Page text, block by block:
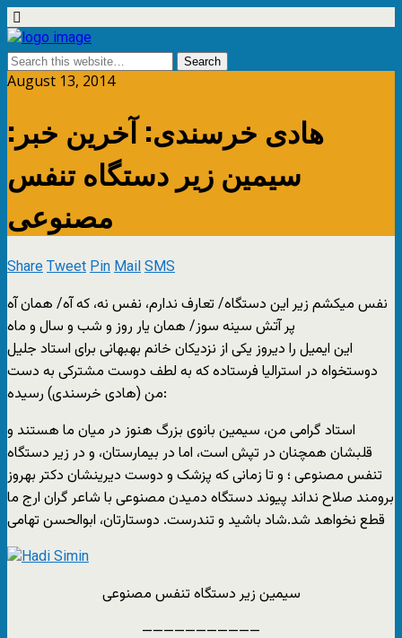
August 13, 2014
هادی خرسندی: آخرین خبر:
سیمین زیر دستگاه تنفس
مصنوعی
ShareTweetPinMailSMS
نفس میکشم زیر این دستگاه/ تعارف ندارم، نفس نه، که آه/ همان آه
پر آتش سینه سوز/ همان یار روز و شب و سال و ماه
این ایمیل را دیروز یکی از نزدیکان خانم بهبهانی برای استاد جلیل
دوستخواه در استرالیا فرستاده که به لطف دوست مشترکی به دست
من (هادی خرسندی) رسیده:‬
‫استاد گرامی من، سیمین بانوی بزرگ هنوز در میان ما هستند و
قلبشان همچنان در تپش است، اما در بیمارستان، و در زیر دستگاه
تنفس مصنوعی ؛ و تا زمانی که پزشک و دوست دیرینشان دکتر بهروز
برومند صلاح نداند پیوند دستگاه دمیدن مصنوعی با شاعر گران ارج ما
سیمین زیر دستگاه تنفس مصنوعی